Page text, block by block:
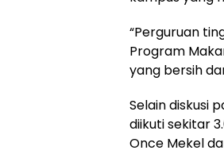
“Perguruan
Program
yang bersih
Selain diskusi
diikuti sekitar
Once Mekel